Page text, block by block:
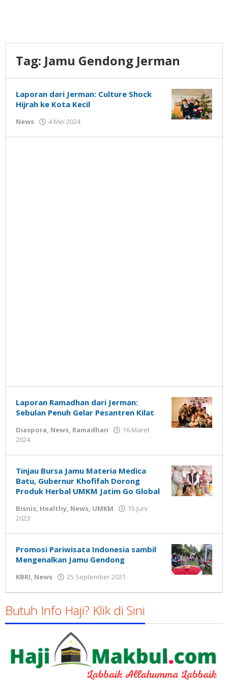
Tag: Jamu Gendong Jerman
Laporan dari Jerman: Culture Shock
Hijrah ke Kota Kecil
News 4 Mei 2024
Susanto
Laporan Ramadhan dari Jerman:
Sebulan Penuh Gelar Pesantren Kilat
Diaspora, News, Ramadhan
16 Maret
2024
Susanto
Tinjau Bursa Jamu Materia Medica
Batu, Gubernur Khofifah Dorong
Produk Herbal UMKM Jatim Go Global
Bisnis, Healthy, News, UMKM
15 Juni
2023
Susanto
Promosi Pariwisata Indonesia sambil
Mengenalkan Jamu Gendong
KBRI, News 25 September 2021
Susanto
Butuh Info Haji? Klik di Sini